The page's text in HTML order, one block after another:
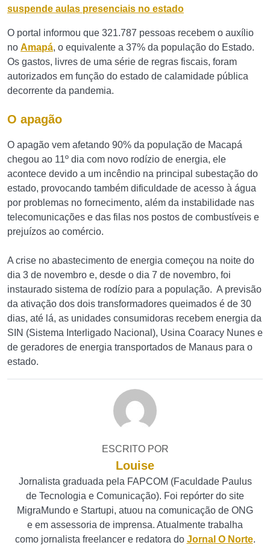
suspende aulas presenciais no estado
O portal informou que 321.787 pessoas recebem o auxílio
no Amapá, o equivalente a 37% da população do Estado.
Os gastos, livres de uma série de regras fiscais, foram
autorizados em função do estado de calamidade pública
decorrente da pandemia.
O apagão
O apagão vem afetando 90% da população de Macapá
chegou ao 11º dia com novo rodízio de energia, ele
acontece devido a um incêndio na principal subestação do
estado, provocando também dificuldade de acesso à água
por problemas no fornecimento, além da instabilidade nas
telecomunicações e das filas nos postos de combustíveis e
prejuízos ao comércio.
A crise no abastecimento de energia começou na noite do
dia 3 de novembro e, desde o dia 7 de novembro, foi
instaurado sistema de rodízio para a população. A previsão
da ativação dos dois transformadores queimados é de 30
dias, até lá, as unidades consumidoras recebem energia da
SIN (Sistema Interligado Nacional), Usina Coaracy Nunes e
de geradores de energia transportados de Manaus para o
estado.
ESCRITO POR
Louise
Jornalista graduada pela FAPCOM (Faculdade Paulus
de Tecnologia e Comunicação). Foi repórter do site
MigraMundo e Startupi, atuou na comunicação de ONG
e em assessoria de imprensa. Atualmente trabalha
como jornalista freelancer e redatora do Jornal O Norte.